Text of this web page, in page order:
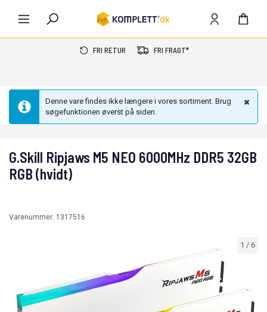
FRI RETUR FRI FRAGT*
Denne vare findes ikke længere i vores sortiment. Brug
søgefunktionen øverst på siden.
1 / 6
G.Skill Ripjaws M5 NEO 6000MHz DDR5 32GB
RGB (hvidt)
Varenummer: 1317516